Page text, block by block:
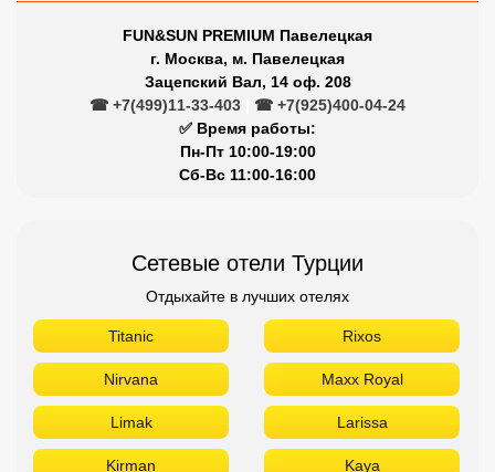
Сетевые отели Турции
Отдыхайте в лучших отелях
Titanic
Justiniano Gloria
Dobedan Delphin
Crystal Barut
Aydınbey Aska
Armas Akra